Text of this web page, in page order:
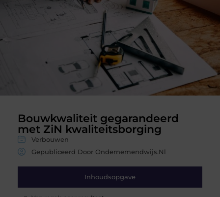
Bouwkwaliteit gegarandeerd
met ZiN kwaliteitsborging
Verbouwen
Gepubliceerd Door Ondernemendwijs.nl
Inhoudsopgave